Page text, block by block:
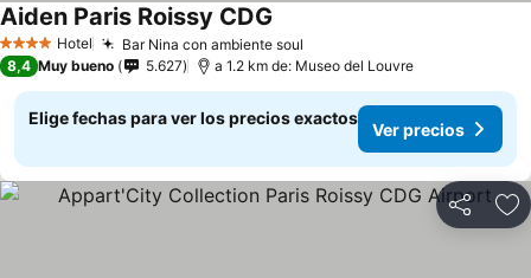
4 EstrellasHotel Bar Nina con ambiente soul
Aiden Paris Roissy CDG
8,4 Muy bueno 5.627 a 1.2 km de: Museo del Louvre
Elige fechas para ver los precios exactos
Ver precios
Compartir